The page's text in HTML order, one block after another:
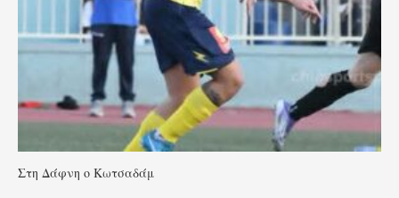
Στη Δάφνη ο Κωτσαδάμ